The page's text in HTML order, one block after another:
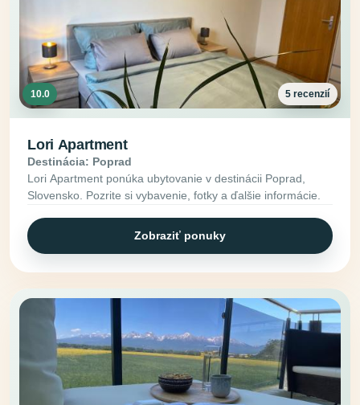
10.0 5 recenzií
Lori Apartment
Destinácia: Poprad
Lori Apartment ponúka ubytovanie v destinácii Poprad,
Slovensko. Pozrite si vybavenie, fotky a ďalšie informácie.
Zobraziť ponuky